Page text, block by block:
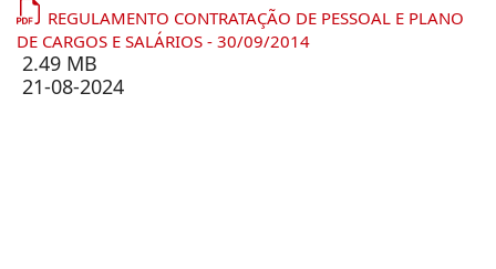
REGULAMENTO CONTRATAÇÃO DE PESSOAL E PLANO
DE CARGOS E SALÁRIOS - 30/09/2014
2.49 MB
21-08-2024